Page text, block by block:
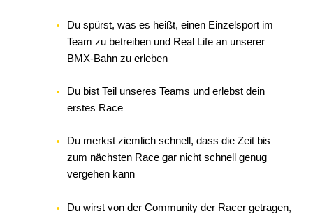
Du spürst, was es heißt, einen Einzelsport im
Team zu betreiben und Real Life an unserer
BMX-Bahn zu erleben
Du bist Teil unseres Teams und erlebst dein
erstes Race
Du merkst ziemlich schnell, dass die Zeit bis
zum nächsten Race gar nicht schnell genug
vergehen kann
Du wirst von der Community der Racer getragen,